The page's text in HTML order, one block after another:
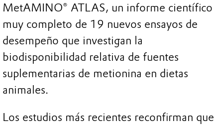
MetAMINO® ATLAS, un informe científico
muy completo de 19 nuevos ensayos de
desempeño que investigan la
biodisponibilidad relativa de fuentes
suplementarias de metionina en dietas
animales.
Los estudios más recientes reconfirman que